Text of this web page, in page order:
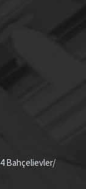
Bahçelievler/